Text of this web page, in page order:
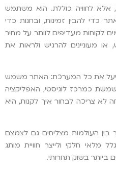
אלא לחוויה כוללת. הוא משתמש
כדי להבין זמינות, ובחנות כדי
לקוחות מעדיפים לוותר על מחיר
או מעוניינים להרגיש ולראות את
לייעל את כל המערכת: האתר משמש
כמרכז לוגיסטי, האפליקציה
לא צריכה לבחור איך לקנות, היא
בין העולמות מצליחים גם לצמצם
מלאי חלקי ולייצר חוויית מותג
ביותר בשוק תחרותי.